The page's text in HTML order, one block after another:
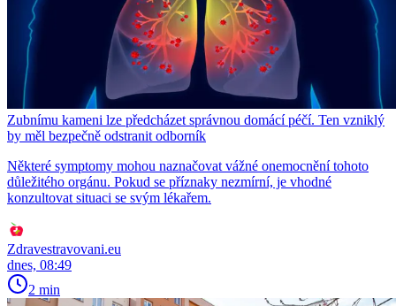
Zubnímu kameni lze předcházet správnou domácí péčí. Ten vzniklý
by měl bezpečně odstranit odborník
Některé symptomy mohou naznačovat vážné onemocnění tohoto
důležitého orgánu. Pokud se příznaky nezmírní, je vhodné
konzultovat situaci se svým lékařem.
Zdravestravovani.eu
dnes, 08:49
2 min